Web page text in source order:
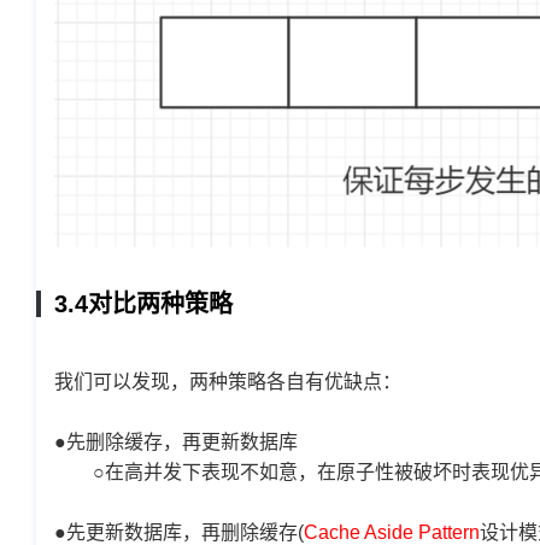
3.4对比两种策略
我们可以发现，两种策略各自有优缺点：
●先删除缓存，再更新数据库
○在高并发下表现不如意，在原子性被破坏时表现优
●先更新数据库，再删除缓存(Cache Aside Pattern设计